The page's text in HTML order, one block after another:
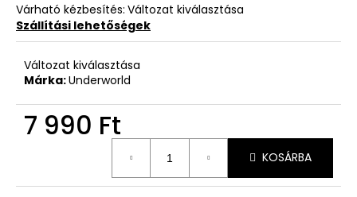
Várható kézbesítés: Változat kiválasztása
Szállítási lehetőségek
Változat kiválasztása
Márka:Underworld
7 990 Ft
KOSÁRBA